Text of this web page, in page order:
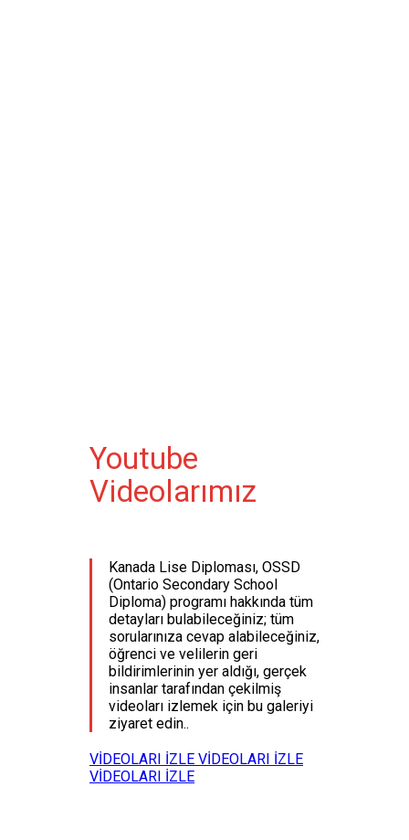
Youtube
Videolarımız
Kanada Lise Diploması, OSSD
(Ontario Secondary School
Diploma) programı hakkında tüm
detayları bulabileceğiniz; tüm
sorularınıza cevap alabileceğiniz,
öğrenci ve velilerin geri
bildirimlerinin yer aldığı, gerçek
insanlar tarafından çekilmiş
videoları izlemek için bu galeriyi
ziyaret edin..
VIDEOLARI IZLE VIDEOLARI IZLE
VIDEOLARI IZLE